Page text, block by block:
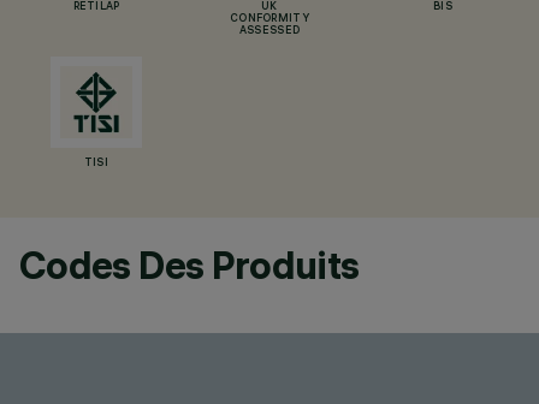
RETILAP
UK
CONFORMITY
ASSESSED
BIS
TISI
Codes Des Produits